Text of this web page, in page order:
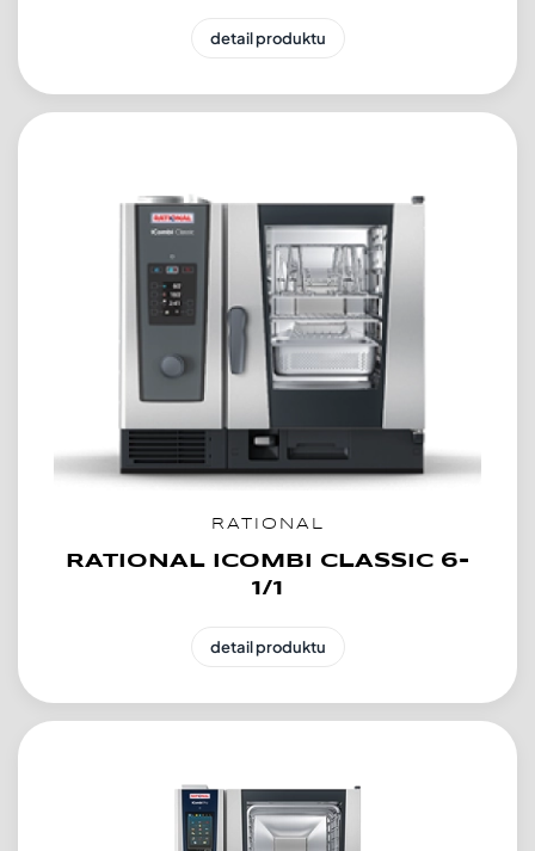
detail produktu
RATIONAL
RATIONAL ICOMBI CLASSIC 6-
1/1
detail produktu